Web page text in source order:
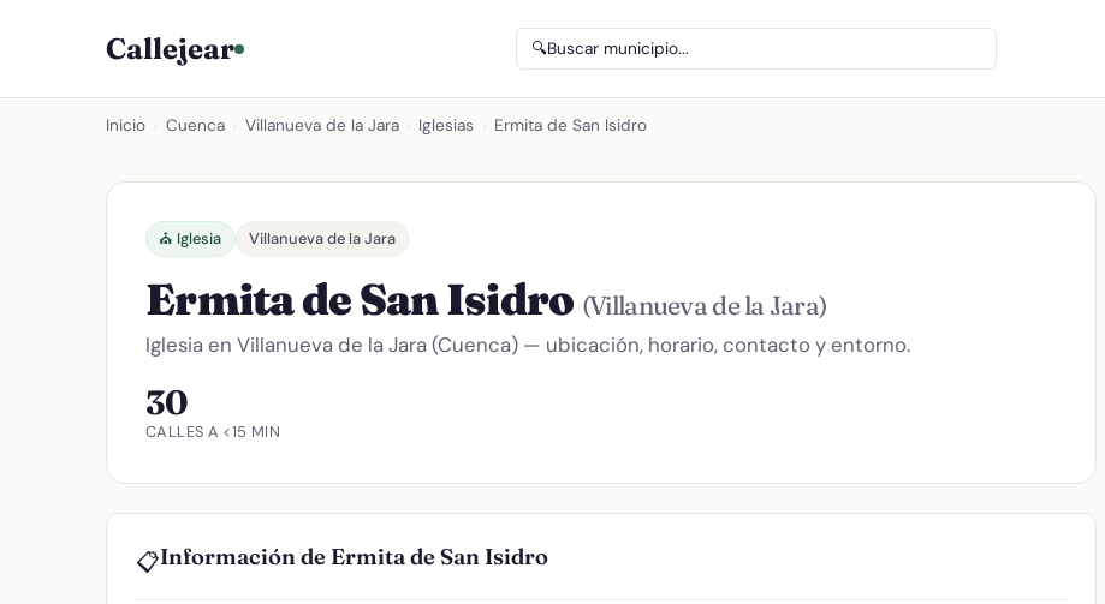
Callejear 🔍Buscar municipio...
Inicio Cuenca Villanueva de la Jara Iglesias Ermita de San Isidro
⛪ Iglesia Villanueva de la Jara
Ermita de San Isidro (Villanueva de la Jara)
Iglesia en Villanueva de la Jara (Cuenca) — ubicación, horario, contacto y entorno.
30
CALLES A <15 MIN
📋Información de Ermita de San Isidro